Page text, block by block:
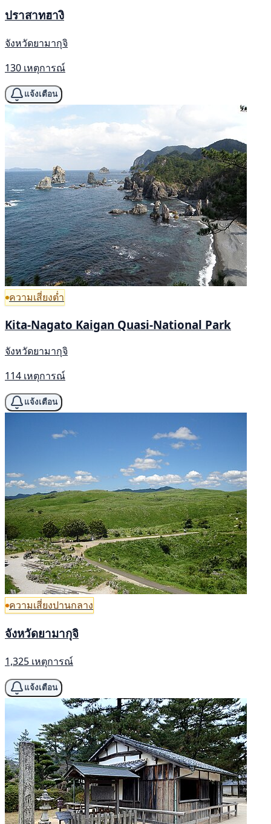
ปราสาทฮางิ
จังหวัดยามากุจิ
130 เหตุการณ์
แจ้งเตือน
ความเสี่ยงต่ำ
Kita-Nagato Kaigan Quasi-National Park
จังหวัดยามากุจิ
114 เหตุการณ์
แจ้งเตือน
ความเสี่ยงปานกลาง
จังหวัดยามากุจิ
1,325 เหตุการณ์
แจ้งเตือน